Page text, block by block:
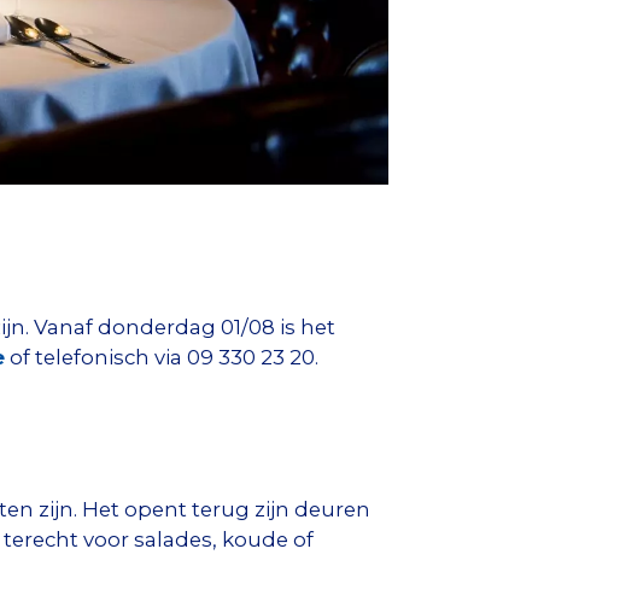
Vanaf donderdag 01/08 is het
of telefonisch via 09 330 23 20.
zijn. Het opent terug zijn deuren
voor salades, koude of